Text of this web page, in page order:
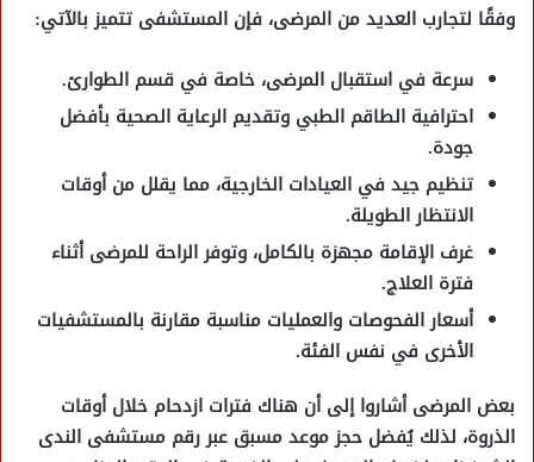
وفقًا لتجارب العديد من المرضى، فإن المستشفى تتميز بالآتي:
سرعة في استقبال المرضى، خاصة في قسم الطوارئ.
احترافية الطاقم الطبي وتقديم الرعاية الصحية بأفضل
جودة.
تنظيم جيد في العيادات الخارجية، مما يقلل من أوقات
الانتظار الطويلة.
غرف الإقامة مجهزة بالكامل، وتوفر الراحة للمرضى أثناء
فترة العلاج.
أسعار الفحوصات والعمليات مناسبة مقارنة بالمستشفيات
الأخرى في نفس الفئة.
بعض المرضى أشاروا إلى أن هناك فترات ازدحام خلال أوقات
الذروة، لذلك يُفضل حجز موعد مسبق عبررقم مستشفى الندى